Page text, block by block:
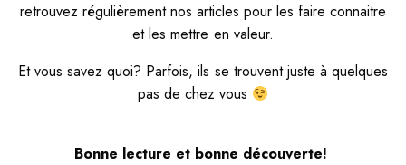
retrouvez régulièrement nos articles pour les faire connaitre
et les mettre en valeur.
Et vous savez quoi? Parfois, ils se trouvent juste à quelques
pas de chez vous
Bonne lecture et bonne découverte!